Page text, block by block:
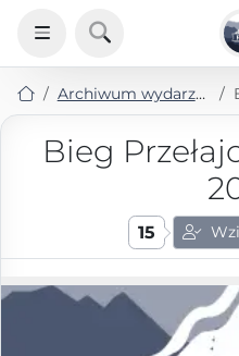
Archiwum wydarzeń
Bieg
15